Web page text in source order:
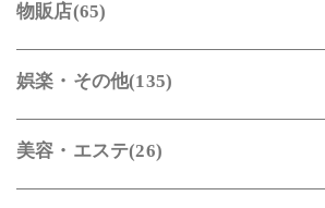
物販店(65)
娯楽・その他(135)
美容・エステ(26)